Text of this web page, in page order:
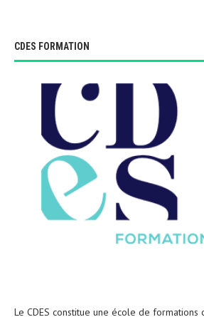
CDES FORMATION
Le CDES constitue une école de formations